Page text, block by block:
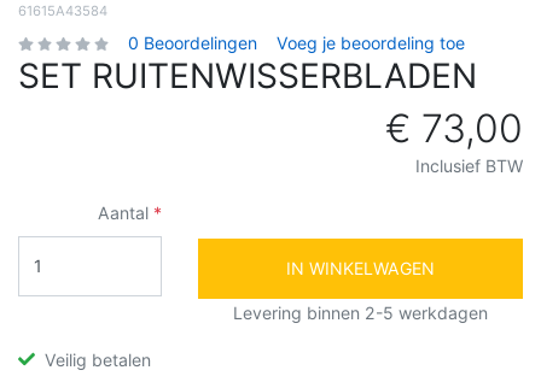
61615A43584
0 Beoordelingen Voeg je beoordeling toe
SET RUITENWISSERBLADEN
€ 73,00
Inclusief BTW
Aantal
IN WINKELWAGEN
Levering binnen 2-5 werkdagen
Veilig betalen